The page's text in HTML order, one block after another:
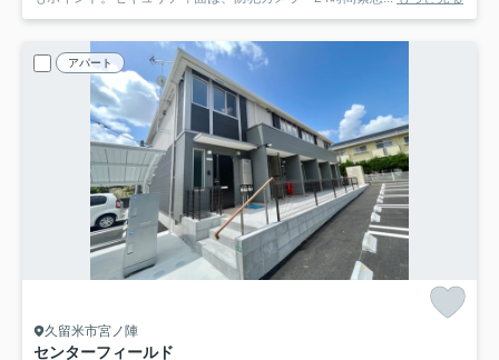
アパート
久留米市宮ノ陣
センターフィールド